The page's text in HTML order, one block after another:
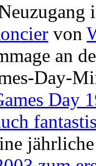
von
an
Day-
Day